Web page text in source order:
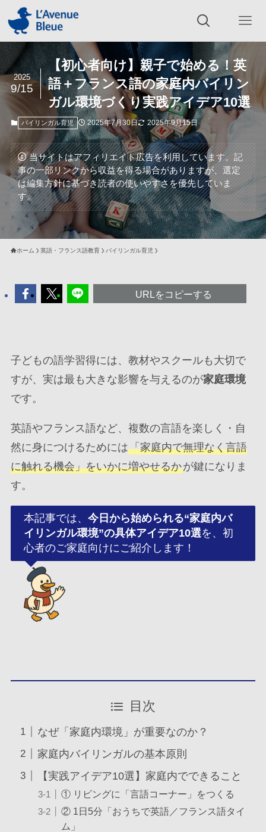
【初心者向け】親子で始める！英
語＋フランス語の家庭内バイリン
ガル環境づくり実践アイデア10選
2025
9/15
バイリンガル育児 2025年7月30日 2025年9月15日
当サイトはアフィリエイト広告を利用しています。記
事の一部リンクから収益を得る場合がありますが、選定
は編集方針に基づき読者の使いやすさを優先していま
す。
ホーム 英語・フランス語教育 バイリンガル育児
URLをコピーする
子どもの語学習得には、教材やスクールも大切で
すが、実は最も大きな影響を与えるのが家庭環境
です。
英語やフランス語など、複数の言語を楽しく・自
然に身につけるためには「家庭内で無理なく言語
に触れる機会」をいかに増やせるかが鍵になりま
す。
本記事では、今日から始められる“家庭内バ
イリンガル環境”の具体アイデア10選を、初
心者のご家庭向けにご紹介します！
目次
なぜ「家庭内環境」が重要なのか？
家庭内バイリンガルの基本原則
【実践アイデア10選】家庭内でできること
① リビングに「言語コーナー」をつくる
② 1日5分「おうちで英語／フランス語タイ
ム」